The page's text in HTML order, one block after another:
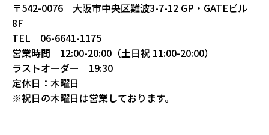
〒542-0076 大阪市中央区難波3-7-12 GP・GATEビル
8F
TEL 06-6641-1175
営業時間 12:00-20:00（土日祝 11:00-20:00）
ラストオーダー 19:30
定休日：木曜日
※祝日の木曜日は営業しております。